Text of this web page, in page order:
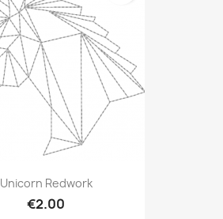
Unicorn Redwork
€2.00